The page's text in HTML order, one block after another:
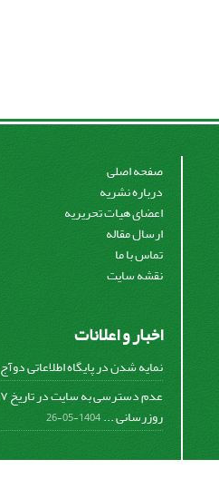
صفحه اصلی
درباره نشریه
اعضای هیات تحریریه
ارسال مقاله
تماس با ما
نقشه سایت
اخبار و اعلانات
نمایه شدن در پایگاه اطلاعاتی دوآج
روزرسانی ...1404-05-26